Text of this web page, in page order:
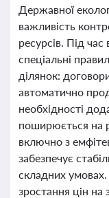
Державної
важливість
ресурсів. Під час
спеціальні
ділянок:
автоматично
необхідності
поширюється на
включно з
забезпечує
складних
зростання цін